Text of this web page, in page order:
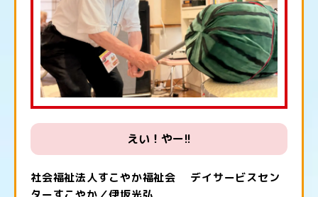
えい！やー!!
社会福祉法人すこやか福祉会 デイサービスセン